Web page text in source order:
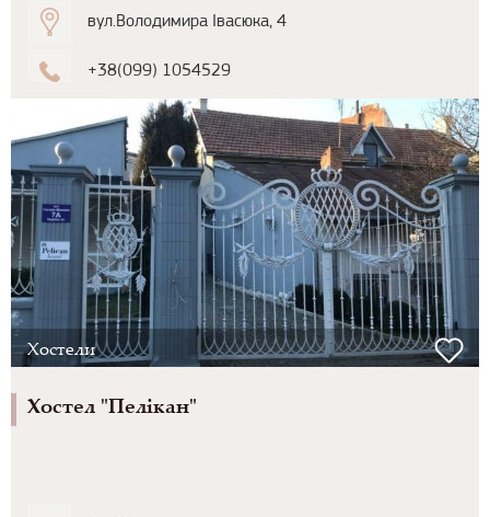
вул.Володимира Івасюка, 4
+38(099) 1054529
Хостели
Хостел "Пелікан"